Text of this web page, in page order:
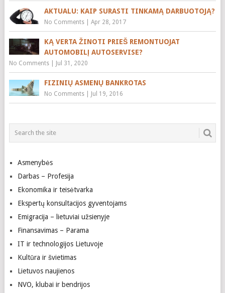
AKTUALU: KAIP SURASTI TINKAMĄ DARBUOTOJĄ?
No Comments| Apr 28, 2017
KĄ VERTA ŽINOTI PRIEŠ REMONTUOJAT
AUTOMOBILĮ AUTOSERVISE?
No Comments| Jul 31, 2020
FIZINIŲ ASMENŲ BANKROTAS
No Comments| Jul 19, 2016
Asmenybės
Darbas – Profesija
Ekonomika ir teisėtvarka
Ekspertų konsultacijos gyventojams
Emigracija – lietuviai užsienyje
Finansavimas – Parama
IT ir technologijos Lietuvoje
Kultūra ir švietimas
Lietuvos naujienos
NVO, klubai ir bendrijos